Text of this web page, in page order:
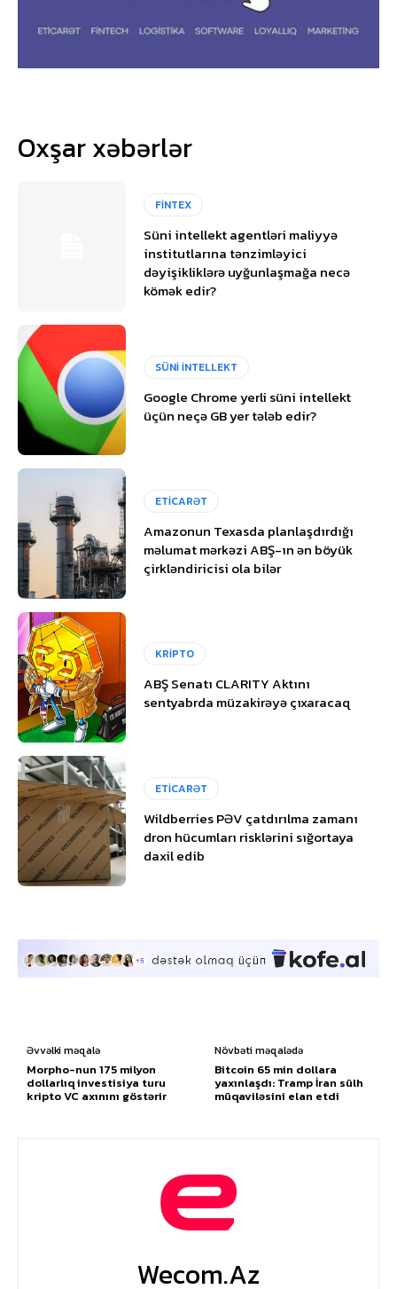
Oxşar xəbərlər
FİNTEX
Süni intellekt agentləri maliyyə
institutlarına tənzimləyici
dəyişikliklərə uyğunlaşmağa necə
kömək edir?
SÜNİ İNTELLEKT
Google Chrome yerli süni intellekt
üçün neçə GB yer tələb edir?
ETİCARƏT
Amazonun Texasda planlaşdırdığı
məlumat mərkəzi ABŞ-ın ən böyük
çirkləndiricisi ola bilər
KRİPTO
ABŞ Senatı CLARITY Aktını
sentyabrda müzakirəyə çıxaracaq
ETİCARƏT
Wildberries PƏV çatdırılma zamanı
dron hücumları risklərini sığortaya
daxil edib
Əvvəlki məqalə
Morpho-nun 175 milyon
dollarlıq investisiya turu
kripto VC axınını göstərir
Növbəti məqalədə
Bitcoin 65 min dollara
yaxınlaşdı: Tramp İran sülh
müqaviləsini elan etdi
Wecom.az